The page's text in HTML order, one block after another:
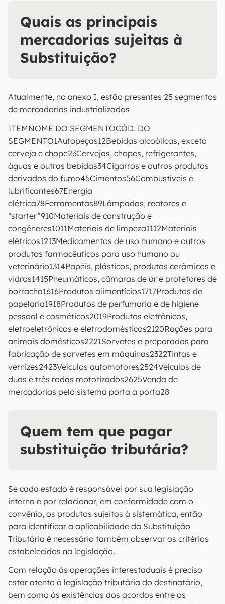
Quais as principais
mercadorias sujeitas à
Substituição?
Atualmente, no anexo I, estão presentes 25 segmentos
de mercadorias industrializadas
ITEMNOME DO SEGMENTOCÓD. DO
SEGMENTO1Autopeças12Bebidas alcoólicas, exceto
cerveja e chope23Cervejas, chopes, refrigerantes,
águas e outras bebidas34Cigarros e outros produtos
derivados do fumo45Cimentos56Combustíveis e
lubrificantes67Energia
elétrica78Ferramentas89Lâmpadas, reatores e
“starter”910Materiais de construção e
congêneres1011Materiais de limpeza1112Materiais
elétricos1213Medicamentos de uso humano e outros
produtos farmacêuticos para uso humano ou
veterinário1314Papéis, plásticos, produtos cerâmicos e
vidros1415Pneumáticos, câmaras de ar e protetores de
borracha1616Produtos alimentícios1717Produtos de
papelaria1918Produtos de perfumaria e de higiene
pessoal e cosméticos2019Produtos eletrônicos,
eletroeletrônicos e eletrodomésticos2120Rações para
animais domésticos2221Sorvetes e preparados para
fabricação de sorvetes em máquinas2322Tintas e
vernizes2423Veículos automotores2524Veículos de
duas e três rodas motorizados2625Venda de
mercadorias pelo sistema porta a porta28
Quem tem que pagar
substituição tributária?
Se cada estado é responsável por sua legislação
interna e por relacionar, em conformidade com o
convênio, os produtos sujeitos à sistemática, então
para identificar a aplicabilidade da Substituição
Tributária é necessário também observar os critérios
estabelecidos na legislação.
Com relação às operações interestaduais é preciso
estar atento à legislação tributária do destinatário,
bem como às existências dos acordos entre os